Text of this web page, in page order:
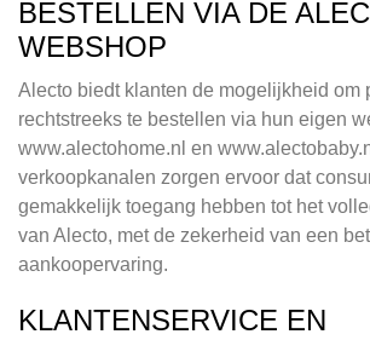
BESTELLEN VIA DE
WEBSHOP
Alecto biedt klanten de mogelijkheid om
rechtstreeks te bestellen via hun eigen
www.alectohome.nl en
verkoopkanalen zorgen ervoor dat
gemakkelijk toegang hebben tot het
van Alecto, met de zekerheid van een
aankoopervaring.
KLANTENSERVICE EN